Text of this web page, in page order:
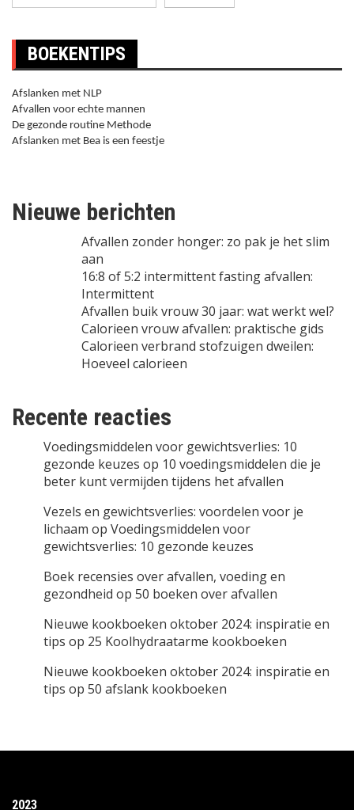
BOEKENTIPS
Afslanken met NLP
Afvallen voor echte mannen
De gezonde routine Methode
Afslanken met Bea is een feestje
Nieuwe berichten
Afvallen zonder honger: zo pak je het slim
aan
16:8 of 5:2 intermittent fasting afvallen:
Intermittent
Afvallen buik vrouw 30 jaar: wat werkt wel?
Calorieen vrouw afvallen: praktische gids
Calorieen verbrand stofzuigen dweilen:
Hoeveel calorieen
Recente reacties
Voedingsmiddelen voor gewichtsverlies: 10
gezonde keuzes op 10 voedingsmiddelen die je
beter kunt vermijden tijdens het afvallen
Vezels en gewichtsverlies: voordelen voor je
lichaam op Voedingsmiddelen voor
gewichtsverlies: 10 gezonde keuzes
Boek recensies over afvallen, voeding en
gezondheid op 50 boeken over afvallen
Nieuwe kookboeken oktober 2024: inspiratie en
tips op 25 Koolhydraatarme kookboeken
Nieuwe kookboeken oktober 2024: inspiratie en
tips op 50 afslank kookboeken
2023